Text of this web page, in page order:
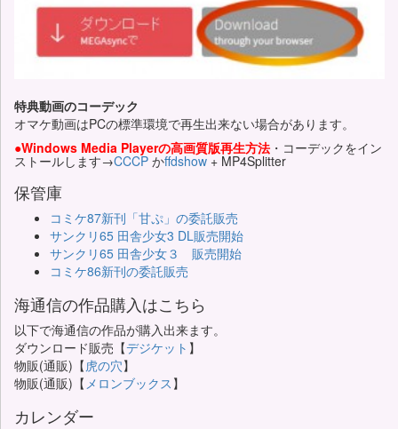
特典動画のコーデック
オマケ動画はPCの標準環境で再生出来ない場合があります。
●Windows Media Playerの高画質版再生方法 ・コーデックをイン
ストールします→CCCP かffdshow + MP4Splitter
保管庫
コミケ87新刊「甘ぷ」の委託販売
サンクリ65 田舎少女3 DL販売開始
サンクリ65 田舎少女３ 販売開始
コミケ86新刊の委託販売
海通信の作品購入はこちら
以下で海通信の作品が購入出来ます。
ダウンロード販売【デジケット 】
物販(通販)【虎の穴】
物販(通販)【 メロンブックス 】
カレンダー